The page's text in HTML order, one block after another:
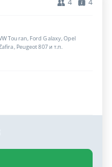
4 4
Touran, Ford Galaxy, Opel
Peugeot 807 и т.п.